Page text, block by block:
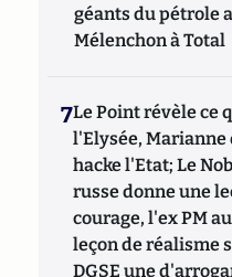
géants du pétrole
Mélenchon à Total
7Le Point révèle ce
l'Elysée, Marianne
hacke l'Etat; Le
russe donne une
courage, l'ex PM
leçon de réalisme
DGSE une